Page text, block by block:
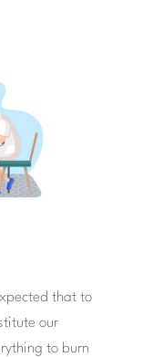
that to
our
to burn